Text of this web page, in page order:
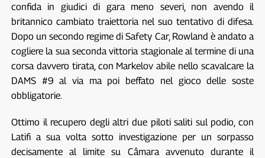
confida in giudici di gara meno severi, non avendo il
britannico cambiato traiettoria nel suo tentativo di difesa.
Dopo un secondo regime di Safety Car, Rowland è andato a
cogliere la sua seconda vittoria stagionale al termine di una
corsa davvero tirata, con Markelov abile nello scavalcare la
DAMS #9 al via ma poi beffato nel gioco delle soste
obbligatorie.
Ottimo il recupero degli altri due piloti saliti sul podio, con
Latifi a sua volta sotto investigazione per un sorpasso
decisamente al limite su Câmara avvenuto durante il